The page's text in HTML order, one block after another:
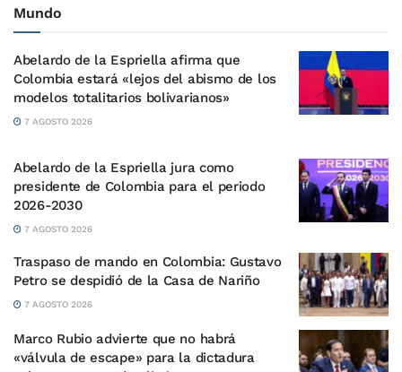
Mundo
Abelardo de la Espriella afirma que
Colombia estará «lejos del abismo de los
modelos totalitarios bolivarianos»
7 AGOSTO 2026
Abelardo de la Espriella jura como
presidente de Colombia para el periodo
2026-2030
7 AGOSTO 2026
Traspaso de mando en Colombia: Gustavo
Petro se despidió de la Casa de Nariño
7 AGOSTO 2026
Marco Rubio advierte que no habrá
«válvula de escape» para la dictadura